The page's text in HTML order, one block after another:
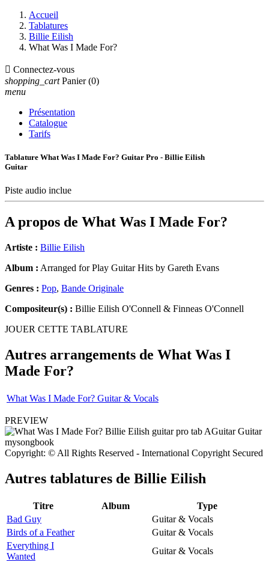
Accueil
Tablatures
Billie Eilish
What Was I Made For?
 Connectez-vous
shopping_cart Panier (0)
menu
Présentation
Catalogue
Tarifs
Tablature What Was I Made For? Guitar Pro - Billie Eilish
Guitar
Piste audio inclue
A propos de What Was I Made For?
Artiste : Billie Eilish
Album : Arranged for Play Guitar Hits by Gareth Evans
Genres : Pop, Bande Originale
Compositeur(s) : Billie Eilish O'Connell & Finneas O'Connell
JOUER CETTE TABLATURE
Autres arrangements de What Was I
Made For?
What Was I Made For? Guitar & Vocals
PREVIEW
Copyright: © All Rights Reserved - International Copyright Secured
Autres tablatures de Billie Eilish
Titre Album
Type
Bad Guy
Guitar & Vocals
Birds of a Feather
Guitar & Vocals
Everything I
Wanted
Guitar & Vocals